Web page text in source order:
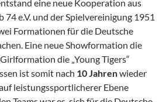
eine neue Kooperation aus
74 e.V. und der Spielvereinigung 1951
Formationen für die Deutsche
Eine neue Showformation die
die „Young Tigers“
ist somit nach 10 Jahrenwieder
leistungssportlicherer Ebene